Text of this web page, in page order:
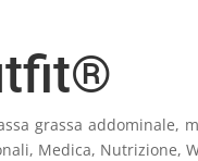
grassa addominale,
Medica, Nutrizione,